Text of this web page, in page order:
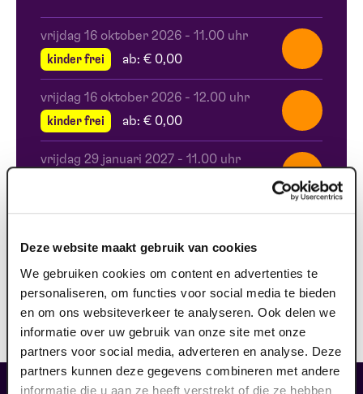
Deze website maakt gebruik van cookies
We gebruiken cookies om content en advertenties te
personaliseren, om functies voor social media te bieden
en om ons websiteverkeer te analyseren. Ook delen we
informatie over uw gebruik van onze site met onze
partners voor social media, adverteren en analyse. Deze
partners kunnen deze gegevens combineren met andere
informatie die u aan ze heeft verstrekt of die ze hebben
vrijdag 16 oktober 2026 - 11.00 uhr
kinder frei
ab: € 0,00
vrijdag 16 oktober 2026 - 12.00 uhr
kinder frei
ab: € 0,00
vrijdag 29 januari 2027 - 11.00 uhr
kinder frei
ab: € 0,00
zaterdag 10 april 2027
kinder frei
ab: € 0,00
fans dieser Show haben auch